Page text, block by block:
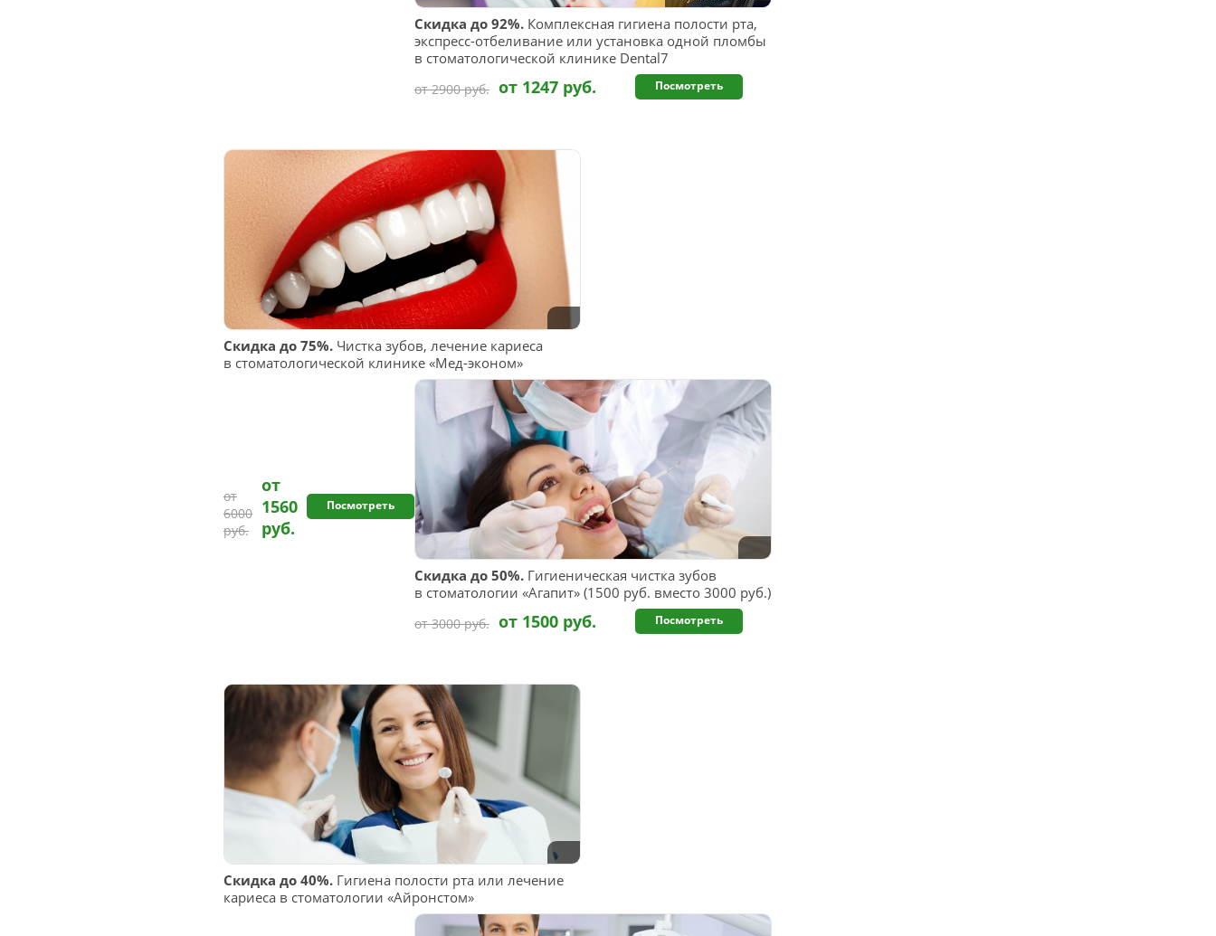
Скидка до 92%. Комплексная гигиена полости рта,
экспресс-отбеливание или установка одной пломбы
в стоматологической клинике Dental7
от 2900 руб. от 1247 руб. Посмотреть
Скидка до 75%. Чистка зубов, лечение кариеса
в стоматологической клинике «Мед-эконом»
от
6000
руб.
от
1560
руб.
Посмотреть
Скидка до 50%. Гигиеническая чистка зубов
в стоматологии «Агапит» (1500 руб. вместо 3000 руб.)
от 3000 руб. от 1500 руб. Посмотреть
Скидка до 40%. Гигиена полости рта или лечение
кариеса в стоматологии «Айронстом»